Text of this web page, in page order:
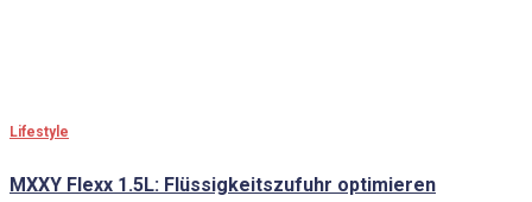
Lifestyle
MXXY Flexx 1.5L: Flüssigkeitszufuhr optimieren